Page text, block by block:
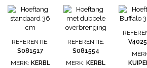
hoge
REFERENTIE:
S081517
MERK: KERBL
REFERENTIE:
S081554
MERK: KERBL